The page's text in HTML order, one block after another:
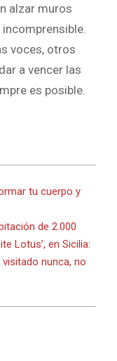
alzar muros
voces, otros
a vencer las
es posible.
tu cuerpo y
de 2.000
Lotus’, en Sicilia:
nunca, no